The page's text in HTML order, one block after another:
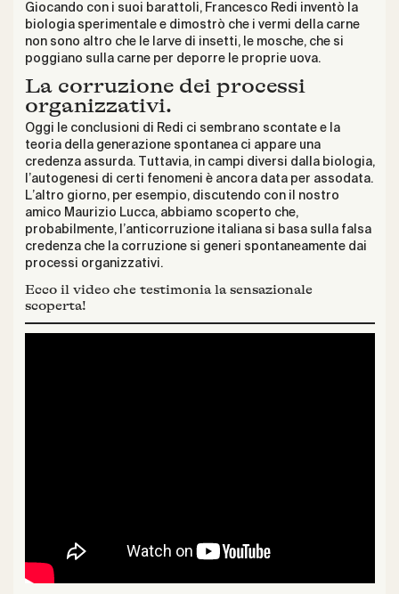
Giocando con i suoi barattoli, Francesco Redi inventò la
biologia sperimentale e dimostrò che i vermi della carne
non sono altro che le larve di insetti, le mosche, che si
poggiano sulla carne per deporre le proprie uova.
La corruzione dei processi
organizzativi.
Oggi le conclusioni di Redi ci sembrano scontate e la
teoria della generazione spontanea ci appare una
credenza assurda. Tuttavia, in campi diversi dalla biologia,
l’autogenesi di certi fenomeni è ancora data per assodata.
L’altro giorno, per esempio, discutendo con il nostro
amico Maurizio Lucca, abbiamo scoperto che,
probabilmente, l’anticorruzione italiana si basa sulla falsa
credenza che la corruzione si generi spontaneamente dai
processi organizzativi.
Ecco il video che testimonia la sensazionale
scoperta!